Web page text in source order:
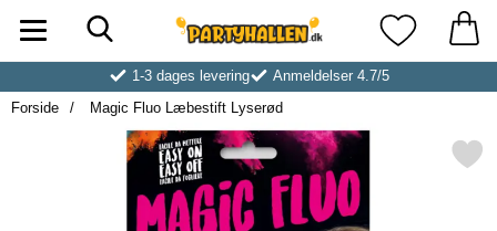
Startside for Partyhallen AB Mine
1-3 dages levering
Anmeldelser 4.7/5
Forside
Magic Fluo Læbestift Lyserød
Markér magic Fluo